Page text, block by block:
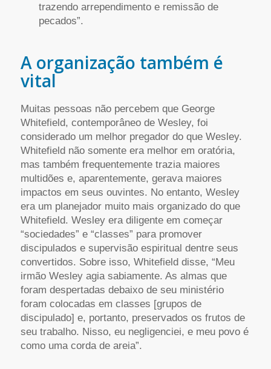
trazendo arrependimento e remissão de
pecados”.
A organização também é
vital
Muitas pessoas não percebem que George
Whitefield, contemporâneo de Wesley, foi
considerado um melhor pregador do que Wesley.
Whitefield não somente era melhor em oratória,
mas também frequentemente trazia maiores
multidões e, aparentemente, gerava maiores
impactos em seus ouvintes. No entanto, Wesley
era um planejador muito mais organizado do que
Whitefield. Wesley era diligente em começar
“sociedades” e “classes” para promover
discipulados e supervisão espiritual dentre seus
convertidos. Sobre isso, Whitefield disse, “Meu
irmão Wesley agia sabiamente. As almas que
foram despertadas debaixo de seu ministério
foram colocadas em classes [grupos de
discipulado] e, portanto, preservados os frutos de
seu trabalho. Nisso, eu negligenciei, e meu povo é
como uma corda de areia”.